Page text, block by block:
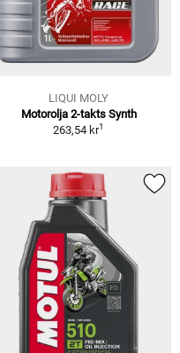
LIQUI MOLY
Motorolja 2-takts Synth
263,54 kr1